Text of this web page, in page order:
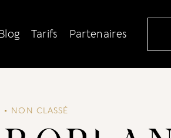
Tarifs Partenaires
NON CLASSÉ